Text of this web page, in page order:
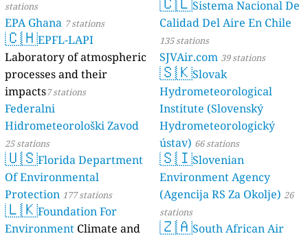
stations
EPA Ghana 7 stations
🇨🇭EPFL-LAPI
Laboratory of atmospheric
processes and their
impacts7 stations
Federalni
Hidrometeorološki Zavod
25 stations
🇺🇸Florida Department
Of Environmental
Protection 177 stations
🇱🇰Foundation For
Environment Climate and
Sistema Nacional De
Calidad Del Aire En Chile
135 stations
SJVAir.com 39 stations
🇸🇰Slovak
Hydrometeorological
Institute (Slovenský
Hydrometeorologický
ústav) 66 stations
🇸🇮Slovenian
Environment Agency
(Agencija RS Za Okolje) 26
stations
🇿🇦South African Air